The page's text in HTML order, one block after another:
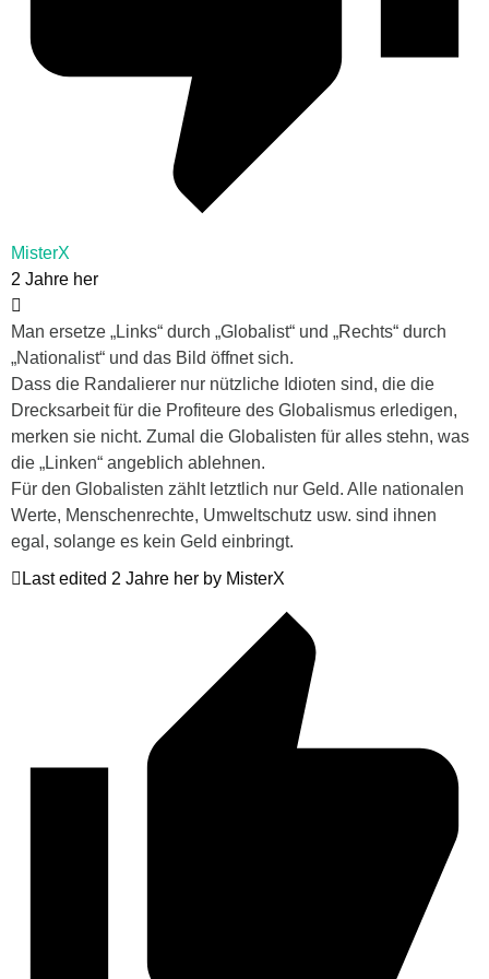
MisterX
2 Jahre her
Man ersetze „Links“ durch „Globalist“ und „Rechts“ durch
„Nationalist“ und das Bild öffnet sich.
Dass die Randalierer nur nützliche Idioten sind, die die
Drecksarbeit für die Profiteure des Globalismus erledigen,
merken sie nicht. Zumal die Globalisten für alles stehn, was
die „Linken“ angeblich ablehnen.
Für den Globalisten zählt letztlich nur Geld. Alle nationalen
Werte, Menschenrechte, Umweltschutz usw. sind ihnen
egal, solange es kein Geld einbringt.
Last edited 2 Jahre her by MisterX